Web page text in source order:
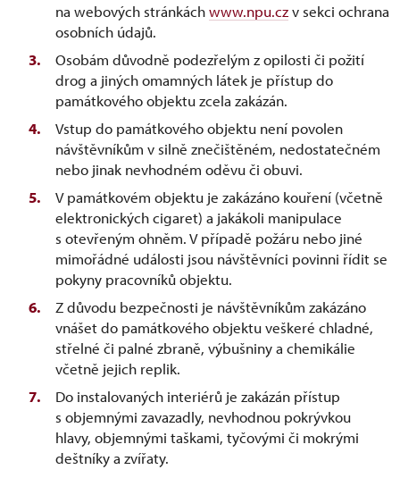
na webových stránkáchwww.npu.czv sekci ochrana
osobních údajů.
Osobám důvodně podezřelým z opilosti či požití
drog a jiných omamných látek je přístup do
památkového objektu zcela zakázán.
Vstup do památkového objektu není povolen
návštěvníkům v silně znečištěném, nedostatečném
nebo jinak nevhodném oděvu či obuvi.
V památkovém objektu je zakázáno kouření (včetně
elektronických cigaret) a jakákoli manipulace
s otevřeným ohněm. V případě požáru nebo jiné
mimořádné události jsou návštěvníci povinni řídit se
pokyny pracovníků objektu.
Z důvodu bezpečnosti je návštěvníkům zakázáno
vnášet do památkového objektu veškeré chladné,
střelné či palné zbraně, výbušniny a chemikálie
včetně jejich replik.
Do instalovaných interiérů je zakázán přístup
s objemnými zavazadly, nevhodnou pokrývkou
hlavy, objemnými taškami, tyčovými či mokrými
deštníky a zvířaty.